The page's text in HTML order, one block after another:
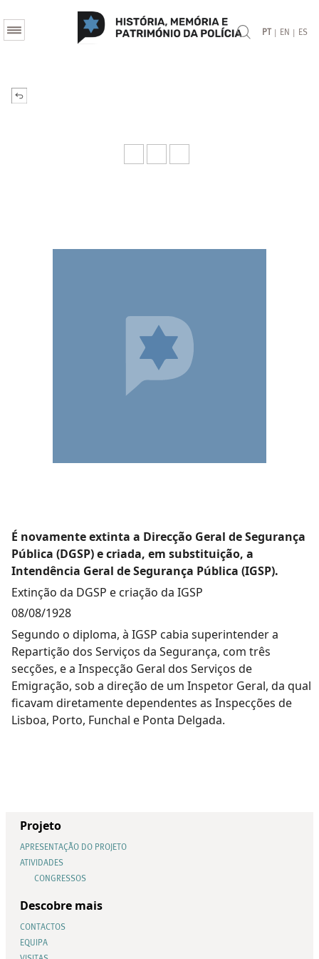
PT | EN | ES
É novamente extinta a Direcção Geral de Segurança
Pública (DGSP) e criada, em substituição, a
Intendência Geral de Segurança Pública (IGSP).
Extinção da DGSP e criação da IGSP
08/08/1928
Segundo o diploma, à IGSP cabia superintender a
Repartição dos Serviços da Segurança, com três
secções, e a Inspecção Geral dos Serviços de
Emigração, sob a direção de um Inspetor Geral, da qual
ficavam diretamente dependentes as Inspecções de
Lisboa, Porto, Funchal e Ponta Delgada.
Projeto
APRESENTAÇÃO DO PROJETO
ATIVIDADES
CONGRESSOS
Descobre mais
CONTACTOS
EQUIPA